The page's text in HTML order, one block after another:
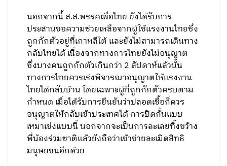
นอกจากนี้ ส.ส.พรรคเพื่อไทย ยังได้รับการ
ประสานขอความช่วยเหลือจากผู้ใช้แรงงานไทยซึ่ง
ถูกกักตัวอยู่ที่เกาหลีใต้ และยังไม่สามารถเดินทาง
กลับไทยได้ เนื่องจากทางการไทยยังไม่อนุญาต
ซึ่งบางคนถูกกักตัวเกินกว่า 2 สัปดาห์แล้วนั้น
ทางการไทยควรเร่งพิจารณาอนุญาตให้แรงงาน
ไทยได้กลับบ้าน โดยเฉพาะผู้ที่ถูกกักตัวครบตาม
กำหนด เมื่อได้รับการยืนยันว่าปลอดเชื้อก็ควร
อนุญาตให้กลับเข้าประเทศได้ การปิดกั้นแบบ
เหมาเข่งแบบนี้ นอกจากจะเป็นการละเลยทิ้งขว้าง
พี่น้องร่วมชาติแล้วยังถือว่าเข้าข่ายละเมิดสิทธิ
มนุษยชนอีกด้วย